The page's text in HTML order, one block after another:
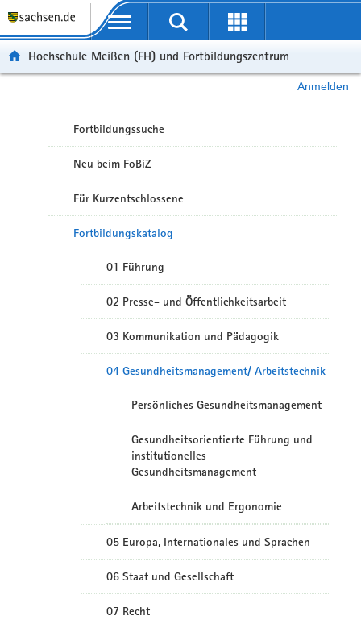
Portalübergreifende Navigation
Hochschule Meißen (FH) und Fortbildungszentrum
Anmelden
Fortbildungssuche
Neu beim FoBiZ
Für Kurzentschlossene
Fortbildungskatalog
01 Führung
02 Presse- und Öffentlichkeitsarbeit
03 Kommunikation und Pädagogik
04 Gesundheitsmanagement/ Arbeitstechnik
Persönliches Gesundheitsmanagement
Gesundheitsorientierte Führung und
institutionelles
Gesundheitsmanagement
Arbeitstechnik und Ergonomie
05 Europa, Internationales und Sprachen
06 Staat und Gesellschaft
07 Recht